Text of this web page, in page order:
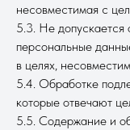
несовместимая с
5.3. Не
персональные
в целях,
5.4. Обработке
которые отвечают
5.5. Содержание и